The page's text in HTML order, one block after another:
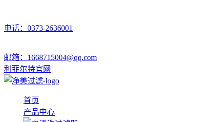
电话：0373-2636001
邮箱：1668715004@qq.com
利菲尔特官网
首页
产品中心